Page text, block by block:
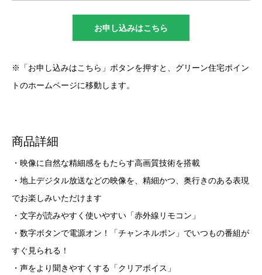
お申し込みはこちら
※「お申し込みはこちら」ボタンを押すと、グリーン住宅ポイン
トのホームページに移動します。
商品詳細
・映像に自然な精細感をもたらす高画質技術を搭載
・地上デジタル放送などの映像を、精細かつ、奥行きのある表現
でお楽しみいただけます
・文字が読みやすく使いやすい「赤外線リモコン」
・数字ボタンで電源オン！「チャンネルポン」でいつもの番組が
すぐ見られる！
・声をより聞きやすくする「クリアボイス」